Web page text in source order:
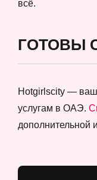
всё.
ГОТОВЫ
Hotgirlscity — ваш
услугам в ОАЭ.
дополнительной